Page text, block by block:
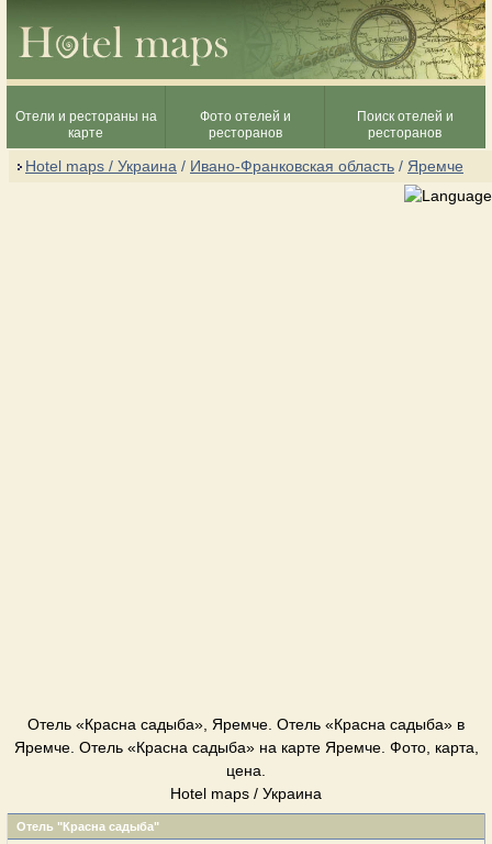
Отели и рестораны на
карте
Фото отелей и
ресторанов
Поиск отелей и
ресторанов
Hotel maps / Украина / Ивано-Франковская область / Яремче
Отель «Красна садыба», Яремче. Отель «Красна садыба» в
Яремче. Отель «Красна садыба» на карте Яремче. Фото, карта,
цена.
Hotel maps / Украина
Отель "Красна садыба"